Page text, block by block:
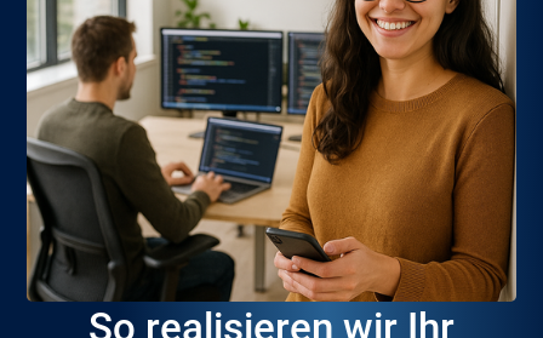
So realisieren wir Ihr